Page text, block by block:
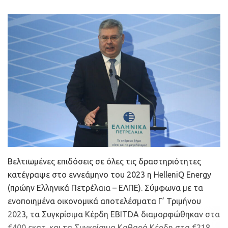
Σε δήλωσή του μετά την επίσκεψή του στη Δίωξη
Ηλεκτρονικού Εγκλήματος, ο κ. Σκουρλέτης επισήμανε
πως «ψεύτικοι λογαριασμοί στο διαδίκτυο
στοχοποιούν, λασπολογούν και σπέρνουν μίσος και
τοξικότητα υπονομεύοντας και απαξιώνοντας το
περιεχόμενο του δημοσίου διαλόγου».
«Απέναντι σε αυτή την ζοφερή πραγματικότητα οι
δημοκρατικοί πολίτες και οι δημοκρατικές δυνάμεις
έχουν υποχρέωση να αντισταθούν και να
υπερασπιστούν το κράτος δικαίου και τη δημοκρατία»
πρόσθεσε.
Bελτιωμένες επιδόσεις σε όλες τις δραστηριότητες
κατέγραψε στο εννεάμηνο του 2023 η HelleniQ Energy
(πρώην Ελληνικά Πετρέλαια – ΕΛΠΕ). Σύμφωνα με τα
ενοποιημένα οικονομικά αποτελέσματα Γ’ Τριμήνου
2023, τα Συγκρίσιμα Κέρδη EBITDA διαμορφώθηκαν στα